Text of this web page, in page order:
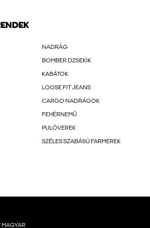
NADRÁG
BOMBER DZSEKIK
KABÁTOK
LOOSE FIT JEANS
CARGO NADRÁGOK
FEHÉRNEMŰ
PULÓVEREK
SZÉLES SZABÁSÚ FARMEREK